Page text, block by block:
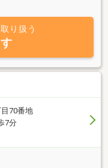
度ご相談ください。
り扱う
70番地
7分